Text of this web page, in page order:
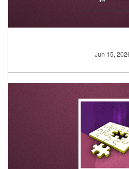
Jun 15,